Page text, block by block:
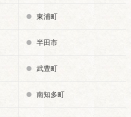
東浦町
半田市
武豊町
南知多町